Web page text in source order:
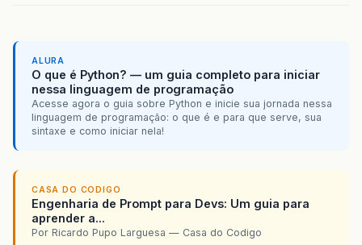
valeuz…
ALURA
O que é Python? — um guia completo para iniciar
nessa linguagem de programação
Acesse agora o guia sobre Python e inicie sua jornada nessa
linguagem de programação: o que é e para que serve, sua
sintaxe e como iniciar nela!
CASA DO CODIGO
Engenharia de Prompt para Devs: Um guia para
aprender a...
Por Ricardo Pupo Larguesa — Casa do Codigo